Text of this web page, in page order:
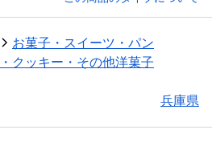
お菓子・スイーツ・パン
クッキー・その他洋菓子
兵庫県